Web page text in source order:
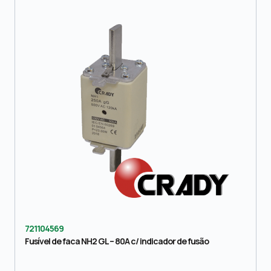
721104569
Fusível de faca NH2 GL – 80A c/ indicador de fusão